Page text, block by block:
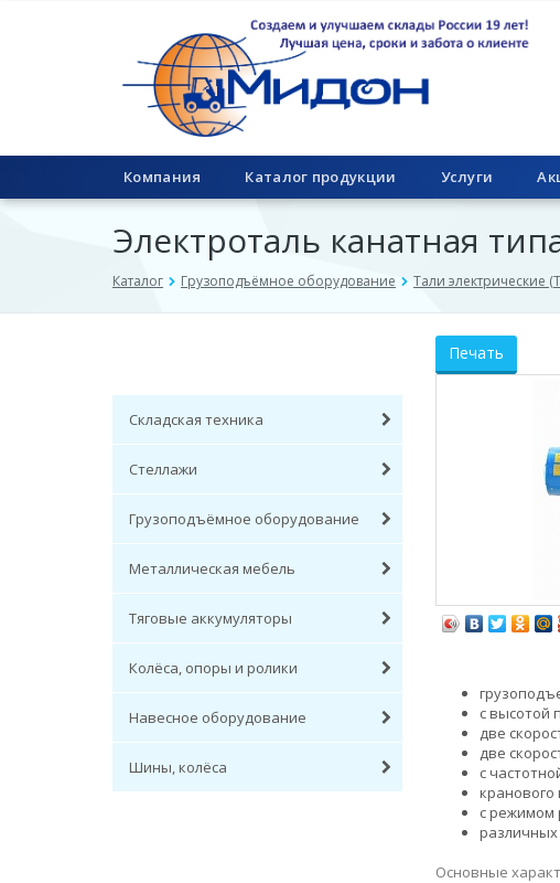
Компания Каталог продукции Услуги
Электроталь канатная
Каталог Грузоподъёмное оборудование Тали электрические
Складская техника
Стеллажи
Грузоподъёмное оборудование
Металлическая мебель
Тяговые аккумуляторы
Колёса, опоры и ролики
Навесное оборудование
Шины, колёса
Печать
с высотой
две
две
с
кранового
с режимом
Основные